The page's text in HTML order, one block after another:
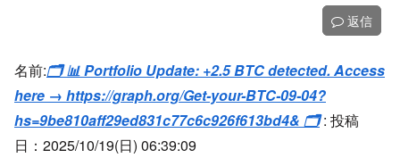
返信
名前:🗂 📊 Portfolio Update: +2.5 BTC detected. Access
here → https://graph.org/Get-your-BTC-09-04?
hs=9be810aff29ed831c77c6c926f613bd4& 🗂: 投稿
日：2025/10/19(日) 06:39:09